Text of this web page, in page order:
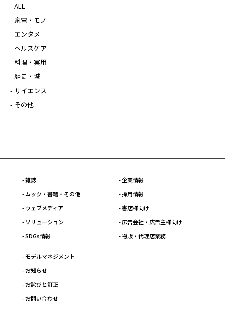
- ALL
- 家電・モノ
- エンタメ
- ヘルスケア
- 料理・実用
- 歴史・城
- サイエンス
- その他
- 雑誌
- ムック・書籍・その他
- ウェブメディア
- ソリューション
- SDGs情報
- 企業情報
- 採用情報
- 書店様向け
- 広告会社・広告主様向け
- 物販・代理店業務
- モデルマネジメント
- お知らせ
- お詫びと訂正
- お問い合わせ